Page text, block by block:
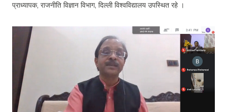
प्राध्यापक, राजनीति विज्ञान विभाग, दिल्ली विश्वविद्यालय उपस्थित रहे ।